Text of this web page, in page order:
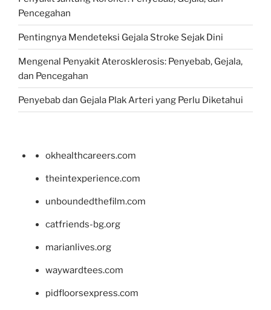
Pencegahan
Pentingnya Mendeteksi Gejala Stroke Sejak Dini
Mengenal Penyakit Aterosklerosis: Penyebab, Gejala,
dan Pencegahan
Penyebab dan Gejala Plak Arteri yang Perlu Diketahui
okhealthcareers.com
theintexperience.com
unboundedthefilm.com
catfriends-bg.org
marianlives.org
waywardtees.com
pidfloorsexpress.com